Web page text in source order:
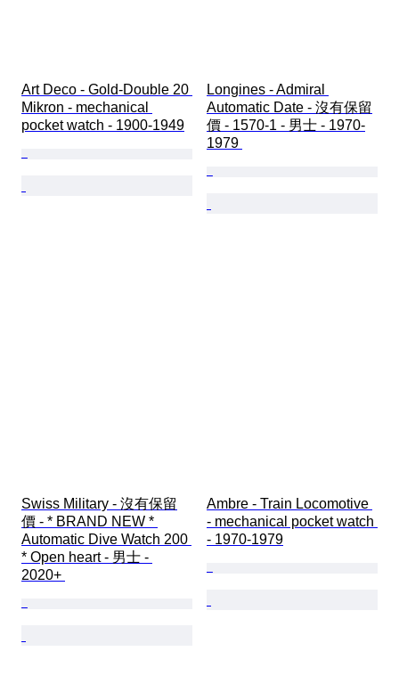
Art Deco - Gold-Double 20
Mikron - mechanical
pocket watch - 1900-1949
Longines - Admiral
Automatic Date - 沒有保留
價 - 1570-1 - 男士 - 1970-
1979
Swiss Military - 沒有保留
價 - * BRAND NEW *
Automatic Dive Watch 200
* Open heart - 男士 -
2020+
Ambre - Train Locomotive
- mechanical pocket watch
- 1970-1979